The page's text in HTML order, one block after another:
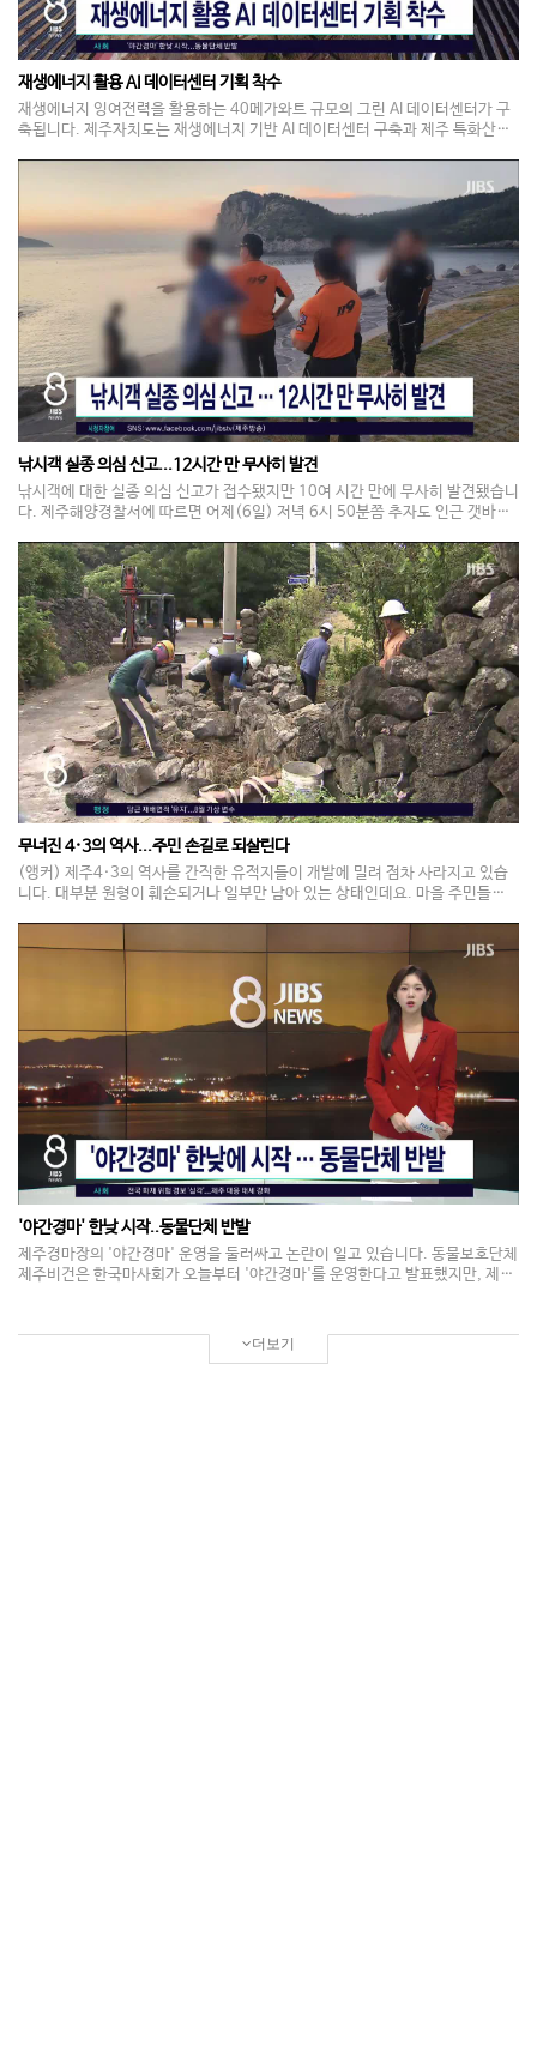
재생에너지 활용 AI 데이터센터 기획 착수
재생에너지 잉여전력을 활용하는 40메가와트 규모의 그린 AI 데이터센터가 구
축됩니다. 제주자치도는 재생에너지 기반 AI 데이터센터 구축과 제주 특화산업
소규모 AI 데이터센터를 활용한 실증사업을 거쳐 오는 2028년 본사업을 추진할
계획입니다.
낚시객 실종 의심 신고...12시간 만 무사히 발견
낚시객에 대한 실종 의심 신고가 접수됐지만 10여 시간 만에 무사히 발견됐습니
다. 제주해양경찰서에 따르면 어제(6일) 저녁 6시 50분쯤 추자도 인근 갯바위
은 밤샘 수색을 벌였고, 12시간 만인 오늘(7일) 아침 6시 10분쯤 낚시객인 60
대 남성을 해당 갯바위에서 무사히 발견했습니다. 확인 결과 이 낚시객은 장비만
갯바위에 두고 밤사이 숙소에 머물렀던 것으로 파악됐습니다.
무너진 4·3의 역사...주민 손길로 되살린다
(앵커) 제주4·3의 역사를 간직한 유적지들이 개발에 밀려 점차 사라지고 있습
니다. 대부분 원형이 훼손되거나 일부만 남아 있는 상태인데요. 마을 주민들이
창입니다. 중장비로 옮긴 돌을 손으로 나르고 쌓아 올립니다. 마을 주민들이 자
발적으로 돌담 전문가들과 힘을 합쳐 무너진 4·3성을 복원하고 있습니다. 김재
연 기자 "오랜 세월 속에 사라지던 4·3 유적지가 주민들의 손길로 되살아나고
속에서 주민들이 몸을 지키기 위해 쌓은 성담입니다. 남녀노소 할 것 없이 총동
원돼 4킬로미터에 가까운 성담을 불과 15일 만에 만들어냈습니다. 당시 직접 성
담을 쌓았던 주민의 기억은 여전히 생생합니다. 고성수 / 서귀포시 하효동 "돌을
등으로 져 날랐어 돌을. 아이고, 이거 보배지 보배. 우리가 성 때문에 살아난 거
라. 성 쌓아가지고." 하효마을 4·3성은 각종 개발에 밀려 대부분 허물어지고 일
부만 남은 상태입니다. 잊혀가는 역사를 지켜내기 위한 주민들의 복원 작업이 더
욱 뜻깊게 다가오는 이윱니다. 조환진 / 돌빛나예술학교 교장(제주자치도 명장)
"마을 분이 소개해가지고 보러 왔는데, 한 5m 정도 구간이 아예 사라져서 없더
라고요. 예전에 했던 방식대로 마을이 하나가 돼서 복원하는 것은 아주 바람직하
고 의미 있는 일이라고 생각합니다." 현재 제주도가 지정한 4·3 유적지는 모두
580여 곳. 상당수가 원형을 잃은 데다, 시간이 지날수록 훼손이 가속화되는 만
큼 보다 세밀한 보존 방안이 요구되고 있습니다. JIBS 김재연입니다. 영상취재
고승한
'야간경마' 한낮 시작..동물단체 반발
제주경마장의 '야간경마' 운영을 둘러싸고 논란이 일고 있습니다. 동물보호단체
제주비건은 한국마사회가 오늘부터 '야간경마'를 운영한다고 발표했지만, 제주
주마의 열 스트레스 측정 결과를 공개해야 한다고 요구했습니다.
더보기